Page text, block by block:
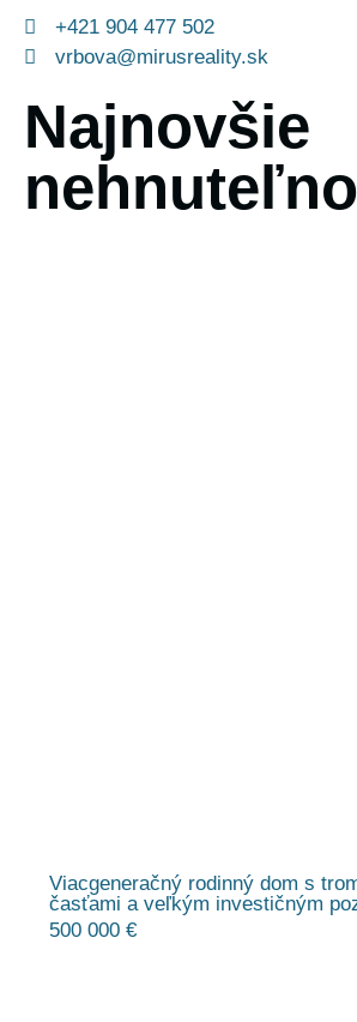
+421 904 477 502
vrbova@mirusreality.sk
Najnovšie
Viacgeneračný rodinný dom s
časťami a veľkým investičným
500 000 €